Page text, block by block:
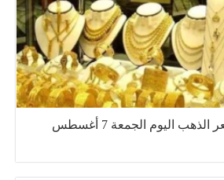
مفاجأة جديدة في سعر الذهب اليوم الجمعة 7 أغسطس